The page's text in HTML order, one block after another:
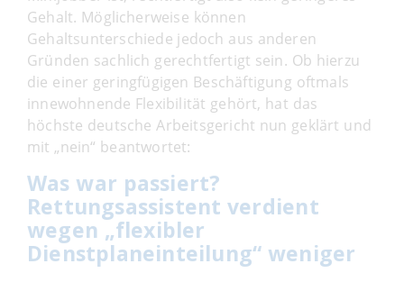
Gehalt. Möglicherweise können
Gehaltsunterschiede jedoch aus anderen
Gründen sachlich gerechtfertigt sein. Ob hierzu
die einer geringfügigen Beschäftigung oftmals
innewohnende Flexibilität gehört, hat das
höchste deutsche Arbeitsgericht nun geklärt und
mit „nein“ beantwortet:
Was war passiert?
Rettungsassistent verdient
wegen „flexibler
Dienstplaneinteilung“ weniger